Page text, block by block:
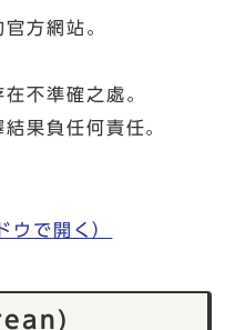
方網站。
不準確之處。
果負任何責任。
ウで開く）